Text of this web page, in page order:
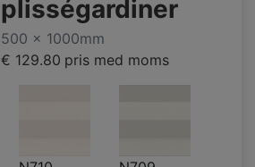
plisségardiner
500 x 1000mm
€ 129.80 pris med moms